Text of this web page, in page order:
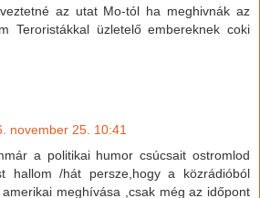
az utat Mo-tól ha meghivnák az
Teroristákkal üzletelő embereknek coki
november 25. 10:41
a politikai humor csúcsait ostromlod
hallom /hát persze,hogy a közrádióból
meghívása ,csak még az időpont